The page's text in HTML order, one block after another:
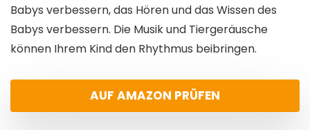
Babys verbessern, das Hören und das Wissen des
Babys verbessern. Die Musik und Tiergeräusche
können Ihrem Kind den Rhythmus beibringen.
AUF AMAZON PRÜFEN